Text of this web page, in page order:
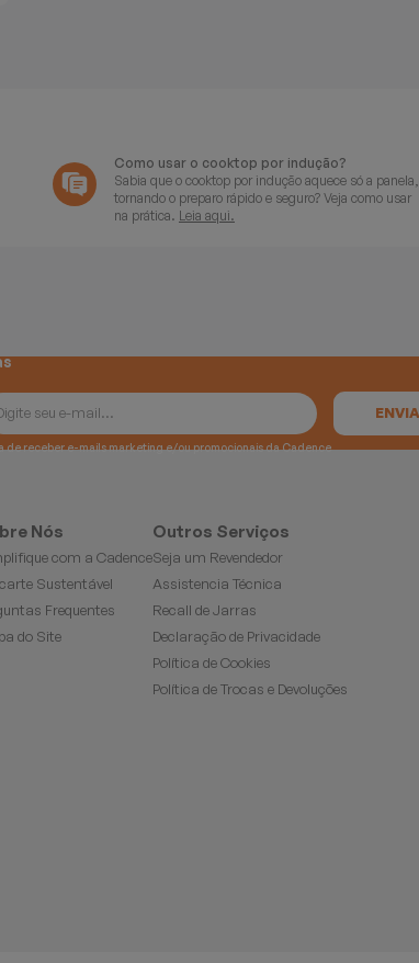
Como usar o cooktop por indução?
Sabia que o cooktop por indução aquece só a panela,
tornando o preparo rápido e seguro? Veja como usar
na prática. Leia aqui.
e gostaria de receber e-mails marketing e/ou promocionais da Cadence
Nós
com a Cadence
Sustentável
Frequentes
do Site
Outros Serviços
Seja um Revendedor
Assistencia Técnica
Recall de Jarras
Declaração de Privacidade
Política de Cookies
Política de Trocas e Devoluções